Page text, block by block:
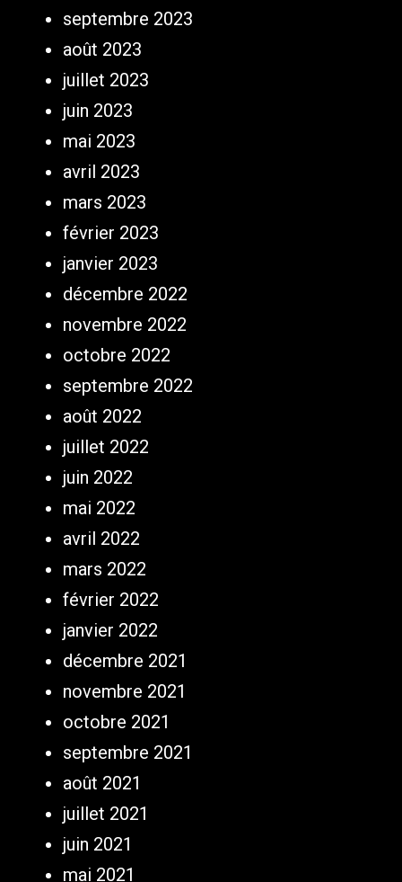
septembre 2023
août 2023
juillet 2023
juin 2023
mai 2023
avril 2023
mars 2023
février 2023
janvier 2023
décembre 2022
novembre 2022
octobre 2022
septembre 2022
août 2022
juillet 2022
juin 2022
mai 2022
avril 2022
mars 2022
février 2022
janvier 2022
décembre 2021
novembre 2021
octobre 2021
septembre 2021
août 2021
juillet 2021
juin 2021
mai 2021